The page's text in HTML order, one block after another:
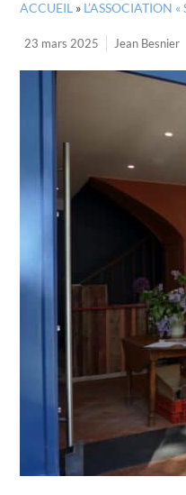
ACCUEIL » L’ASSOCIATION
23 mars 2025 Jean Besnier